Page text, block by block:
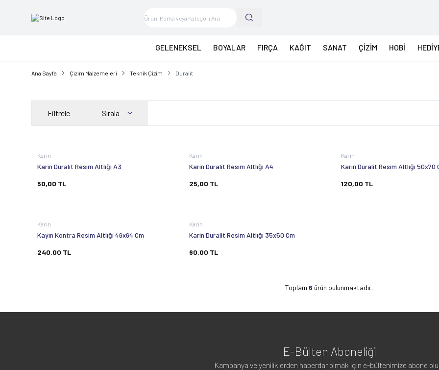
GELENEKSEL BOYALAR FIRÇA KAĞIT SANAT ÇİZİM HOBİ
Ana Sayfa Çizim Malzemeleri Teknik Çizim Duralit
Filtrele Sırala
Karin
Karin Duralit Resim Altlığı A3
50,00 TL
Karin
Karin Duralit Resim Altlığı A4
25,00 TL
Karin
Karin Duralit Resim Altlığı 50x70
120,00 TL
Karin
Kayın Kontra Resim Altlığı 46x64 Cm
240,00 TL
Karin
Karin Duralit Resim Altlığı 35x50 Cm
60,00 TL
Toplam 6 ürün bulunmaktadır.
E-Bülten Aboneliği
Kampanya ve yeniliklerden haberdar olmak için e-bültenimize abone